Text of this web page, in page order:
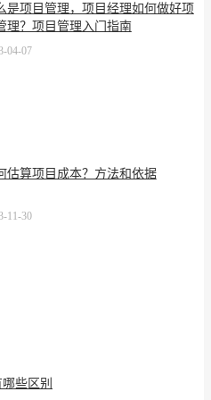
是项目管理，项目经理如何做好项
理？项目管理入门指南
04-07
估算项目成本？方法和依据
11-30
些区别